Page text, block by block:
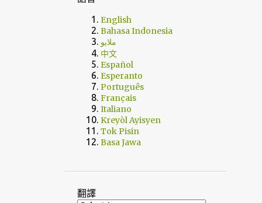
English
Bahasa Indonesia
ملايو
中文
Español
Esperanto
Português
Français
Italiano
Kreyòl Ayisyen
Tok Pisin
Basa Jawa
翻譯